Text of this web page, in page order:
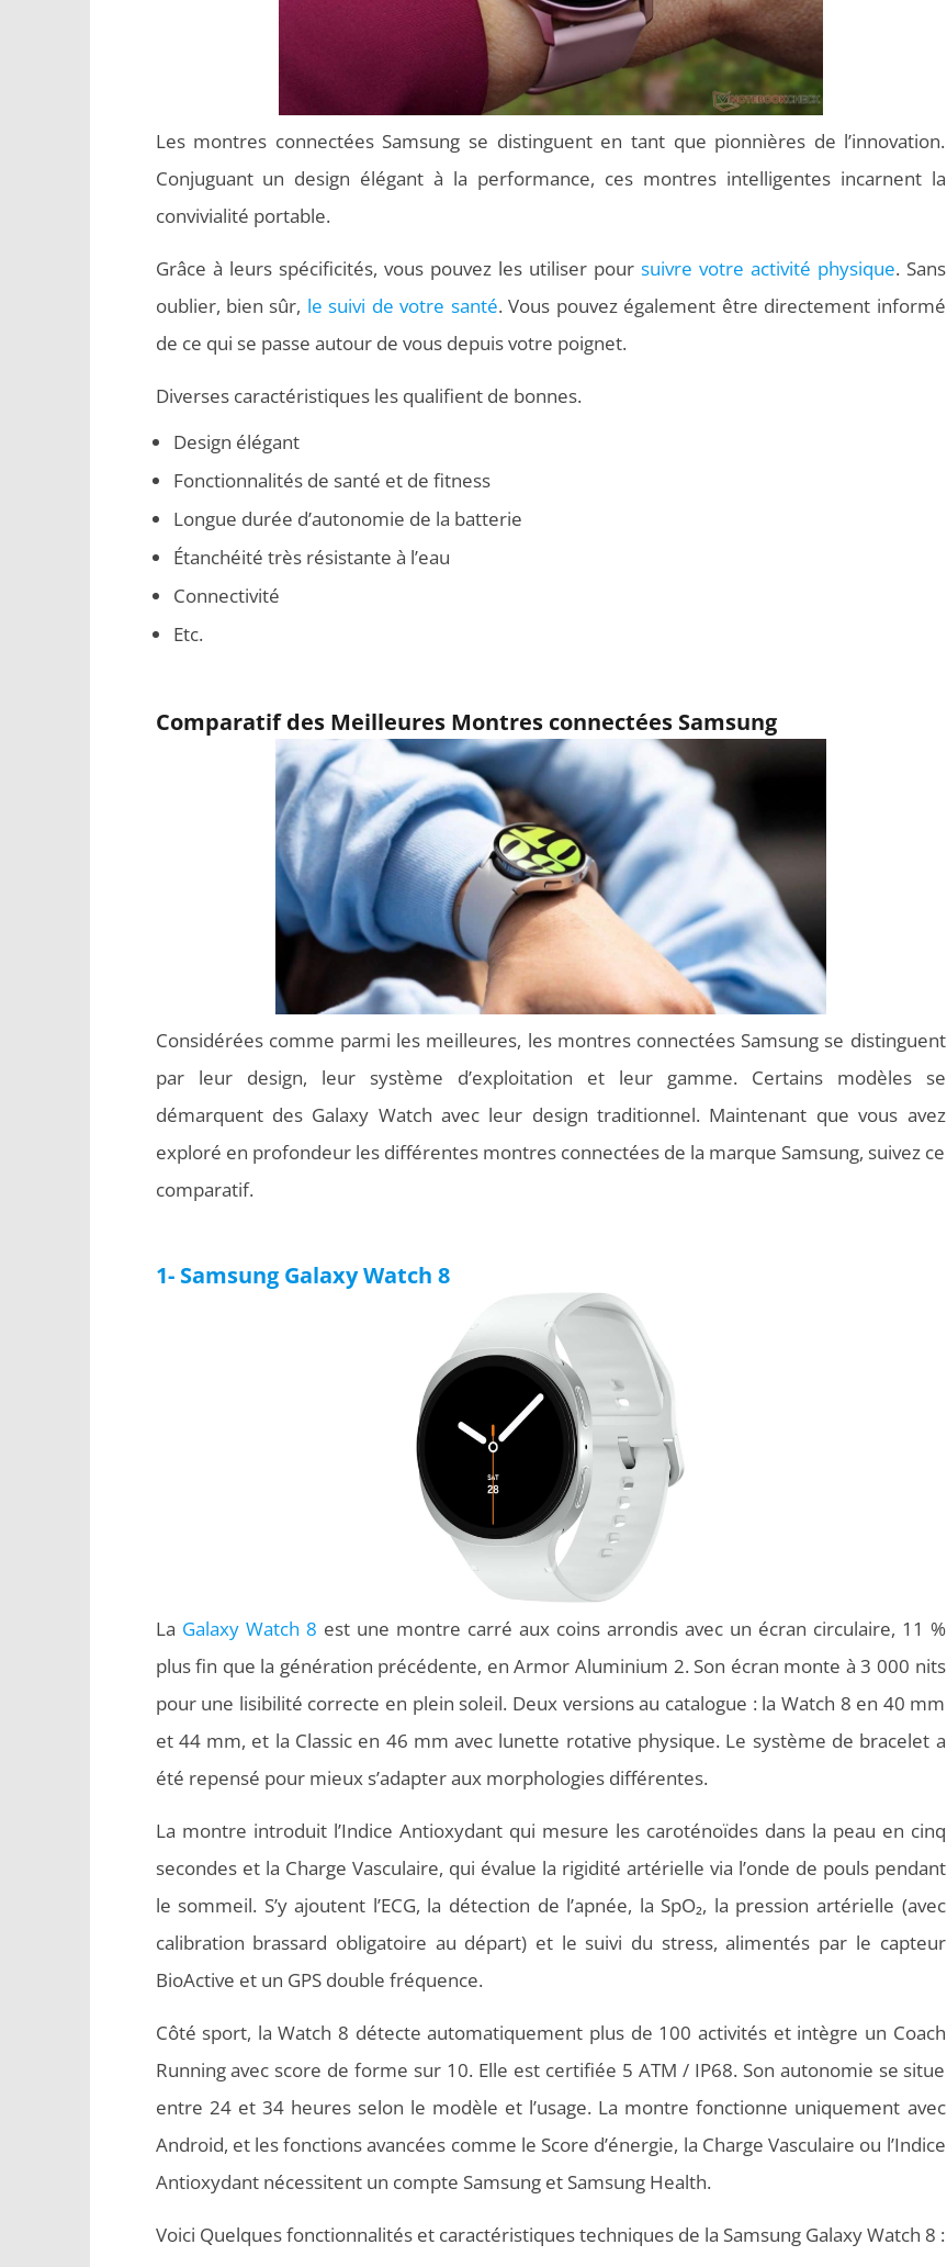
Les montres connectées Samsung se distinguent en tant que pionnières de l’innovation.
Conjuguant un design élégant à la performance, ces montres intelligentes incarnent la
convivialité portable.
Grâce à leurs spécificités, vous pouvez les utiliser pour suivre votre activité physique. Sans
oublier, bien sûr, le suivi de votre santé. Vous pouvez également être directement informé
de ce qui se passe autour de vous depuis votre poignet.
Diverses caractéristiques les qualifient de bonnes.
Design élégant
Fonctionnalités de santé et de fitness
Longue durée d’autonomie de la batterie
Étanchéité très résistante à l’eau
Connectivité
Etc.
Comparatif des Meilleures Montres connectées Samsung
Considérées comme parmi les meilleures, les montres connectées Samsung se distinguent
par leur design, leur système d’exploitation et leur gamme. Certains modèles se
démarquent des Galaxy Watch avec leur design traditionnel. Maintenant que vous avez
exploré en profondeur les différentes montres connectées de la marque Samsung, suivez ce
comparatif.
1- Samsung Galaxy Watch 8
La Galaxy Watch 8 est une montre carré aux coins arrondis avec un écran circulaire, 11 %
plus fin que la génération précédente, en Armor Aluminium 2. Son écran monte à 3 000 nits
pour une lisibilité correcte en plein soleil. Deux versions au catalogue : la Watch 8 en 40 mm
et 44 mm, et la Classic en 46 mm avec lunette rotative physique. Le système de bracelet a
été repensé pour mieux s’adapter aux morphologies différentes.
La montre introduit l’Indice Antioxydant qui mesure les caroténoïdes dans la peau en cinq
secondes et la Charge Vasculaire, qui évalue la rigidité artérielle via l’onde de pouls pendant
le sommeil. S’y ajoutent l’ECG, la détection de l’apnée, la SpO₂, la pression artérielle (avec
calibration brassard obligatoire au départ) et le suivi du stress, alimentés par le capteur
BioActive et un GPS double fréquence.
Côté sport, la Watch 8 détecte automatiquement plus de 100 activités et intègre un Coach
Running avec score de forme sur 10. Elle est certifiée 5 ATM / IP68. Son autonomie se situe
entre 24 et 34 heures selon le modèle et l’usage. La montre fonctionne uniquement avec
Android, et les fonctions avancées comme le Score d’énergie, la Charge Vasculaire ou l’Indice
Antioxydant nécessitent un compte Samsung et Samsung Health.
Voici Quelques fonctionnalités et caractéristiques techniques de la Samsung Galaxy Watch 8 :